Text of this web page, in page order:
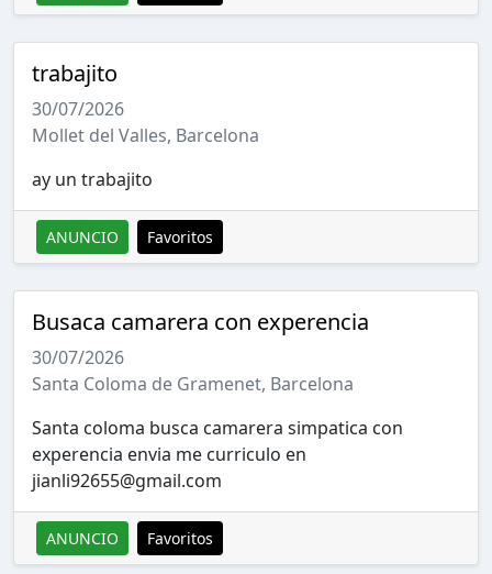
trabajito
30/07/2026
Mollet del Valles, Barcelona
ay un trabajito
ANUNCIO Favoritos
Busaca camarera con experencia
30/07/2026
Santa Coloma de Gramenet, Barcelona
Santa coloma busca camarera simpatica con
experencia envia me curriculo en
jianli92655@gmail.com
ANUNCIO Favoritos